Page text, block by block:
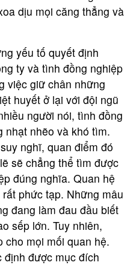
dịu mọi căng thẳng và
yếu tố quyết định
ty và tình đồng nghiệp
việc giữ chân những
huyết ở lại với đội ngũ
người nói, tình đồng
nhạt nhẽo và khó tìm.
nghĩ, quan điểm đó
sẽ chẳng thể tìm được
đúng nghĩa. Quan hệ
phức tạp. Những mâu
đang làm đau đầu biết
sếp lớn. Tuy nhiên,
cho mọi mối quan hệ.
định được mục đích